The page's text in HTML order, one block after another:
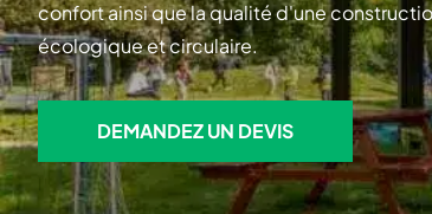
confort ainsi que la qualité d'une
écologique et circulaire.
DEMANDEZ UN DEVIS
DEMANDEZ UN DEVIS